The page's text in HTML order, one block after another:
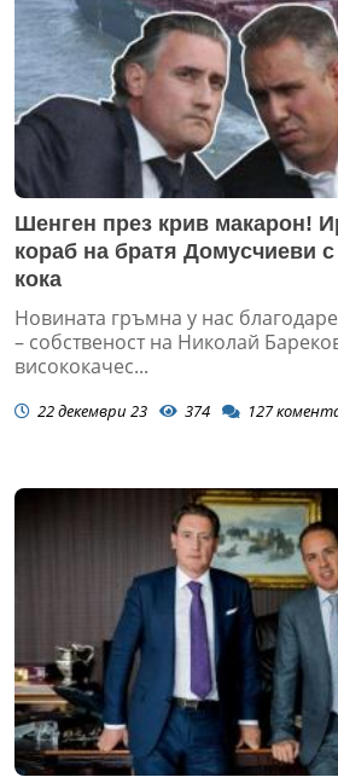
Шенген през крив макарон!
кораб на братя Домусчиеви
кока
Новината гръмна у нас
– собственост на Николай
висококачес...
22 декември 23 374 127